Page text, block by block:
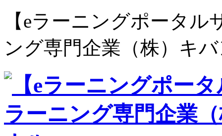
【eラーニングポータル
ング専門企業（株）キ